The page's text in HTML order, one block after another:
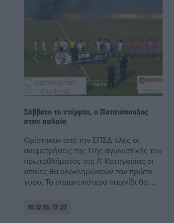
Σάββατο το ντέρμπι, ο Πατσιόπουλος
στην αυλαία
Ορίστηκαν από την ΕΠΣΔ όλες οι
αναμετρήσεις της 17ης αγωνιστικής του
πρωταθλήματος της Α’ Κατηγορίας οι
οποίες θα ολοκληρώσουν τον πρώτο
γύρο. Το σημαντικότερο παιχνίδι θα ...
16.12.15, 17:27